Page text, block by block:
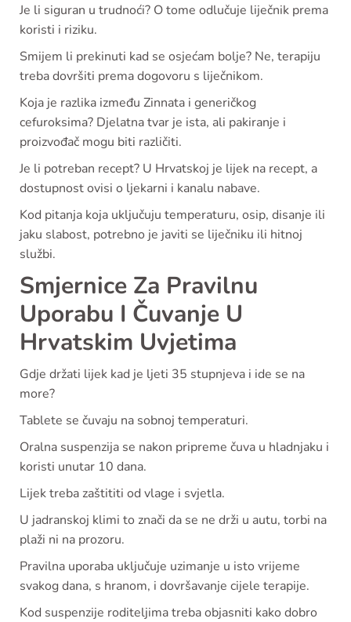
Je li siguran u trudnoći? O tome odlučuje liječnik prema
koristi i riziku.
Smijem li prekinuti kad se osjećam bolje? Ne, terapiju
treba dovršiti prema dogovoru s liječnikom.
Koja je razlika između Zinnata i generičkog
cefuroksima? Djelatna tvar je ista, ali pakiranje i
proizvođač mogu biti različiti.
Je li potreban recept? U Hrvatskoj je lijek na recept, a
dostupnost ovisi o ljekarni i kanalu nabave.
Kod pitanja koja uključuju temperaturu, osip, disanje ili
jaku slabost, potrebno je javiti se liječniku ili hitnoj
službi.
Smjernice Za Pravilnu
Uporabu I Čuvanje U
Hrvatskim Uvjetima
Gdje držati lijek kad je ljeti 35 stupnjeva i ide se na
more?
Tablete se čuvaju na sobnoj temperaturi.
Oralna suspenzija se nakon pripreme čuva u hladnjaku i
koristi unutar 10 dana.
Lijek treba zaštititi od vlage i svjetla.
U jadranskoj klimi to znači da se ne drži u autu, torbi na
plaži ni na prozoru.
Pravilna uporaba uključuje uzimanje u isto vrijeme
svakog dana, s hranom, i dovršavanje cijele terapije.
Kod suspenzije roditeljima treba objasniti kako dobro